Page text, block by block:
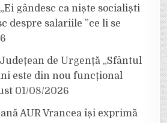
gândesc ca niște socialiști
despre salariile ”ce li se
de Urgență „Sfântul
este din nou funcțional
01/08/2026
AUR Vrancea își exprimă